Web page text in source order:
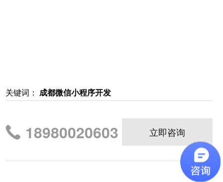
关键词：成都微信小程序开发
18980020603 立即咨询